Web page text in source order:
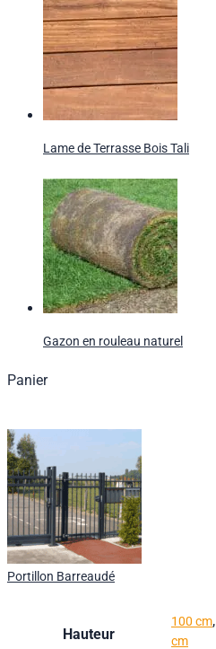
Lame de Terrasse Bois Tali
Gazon en rouleau naturel
Panier
Portillon Barreaudé
Hauteur
100 cm,
cm